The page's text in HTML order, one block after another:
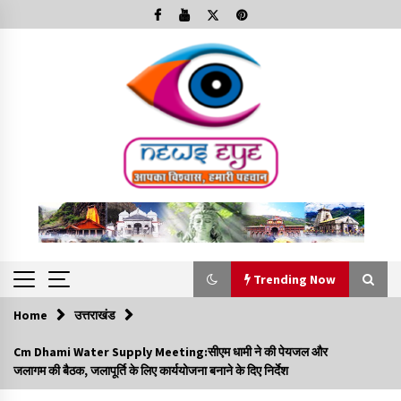
to
Trending Now
Trending Now
Minorities Rights Day : विश्व अल्पसंख्यक अधिकार दिवस
कार्यक्रम में शामिल हुए सीएम,आधुनिक मदरसों का नाम अब्दुल कलाम के नाम
Home उत्तराखंड
Cm Dhami Water Supply Meeting:सीएम धामी ने की पेयजल और
जलागम की बैठक, जलापूर्ति के लिए कार्ययोजना बनाने के दिए निर्देश